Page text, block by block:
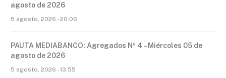
agosto de 2026
5 agosto, 2026 - 20:06
PAUTA MEDIABANCO: Agregados Nº 4 – Miércoles 05 de
agosto de 2026
5 agosto, 2026 - 13:55